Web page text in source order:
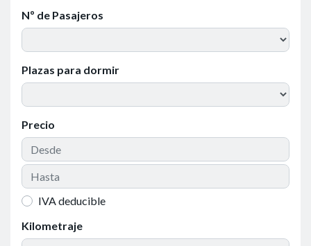
Nº de Pasajeros
Plazas para dormir
Precio
IVA deducible
Kilometraje